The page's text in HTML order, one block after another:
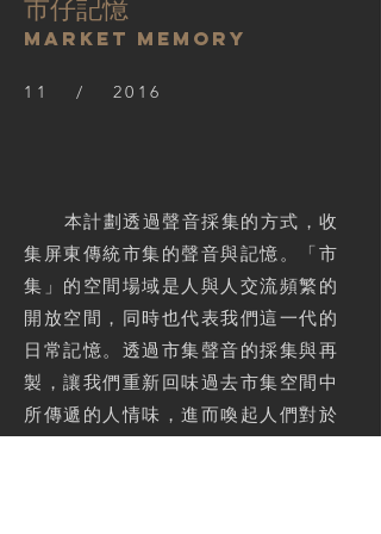
市仔記憶
Market Memory
11 / 2016
本計劃透過聲音採集的方式，收
集屏東傳統市集的聲音與記憶。「市
集」的空間場域是人與人交流頻繁的
開放空間，同時也代表我們這一代的
日常記憶。透過市集聲音的採集與再
製，讓我們重新回味過去市集空間中
所傳遞的人情味，進而喚起人們對於